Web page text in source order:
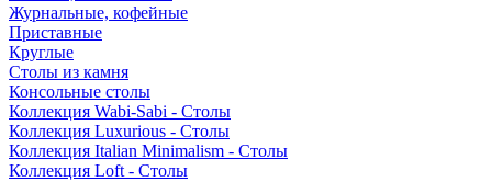
Журнальные, кофейные
Приставные
Круглые
Столы из камня
Консольные столы
Коллекция Wabi-Sabi - Столы
Коллекция Luxurious - Столы
Коллекция Italian Minimalism - Столы
Коллекция Loft - Столы